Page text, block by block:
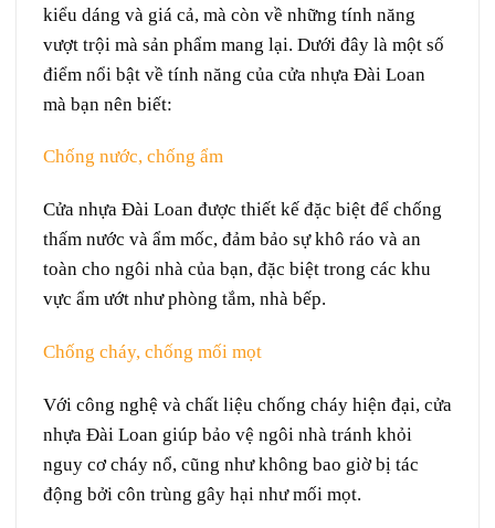
kiểu dáng và giá cả, mà còn về những tính năng
vượt trội mà sản phẩm mang lại. Dưới đây là một số
điểm nổi bật về tính năng của cửa nhựa Đài Loan
mà bạn nên biết:
Chống nước, chống ẩm
Cửa nhựa Đài Loan được thiết kế đặc biệt để chống
thấm nước và ẩm mốc, đảm bảo sự khô ráo và an
toàn cho ngôi nhà của bạn, đặc biệt trong các khu
vực ẩm ướt như phòng tắm, nhà bếp.
Chống cháy, chống mối mọt
Với công nghệ và chất liệu chống cháy hiện đại, cửa
nhựa Đài Loan giúp bảo vệ ngôi nhà tránh khỏi
nguy cơ cháy nổ, cũng như không bao giờ bị tác
động bởi côn trùng gây hại như mối mọt.